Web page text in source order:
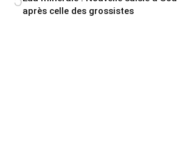
après celle des grossistes